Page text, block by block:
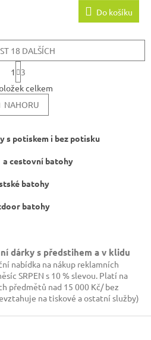
Do košíku
O
v
l
á
a
í
r
k
p
i
s
u
18 DALŠÍCH
S
t
r
á
n
k
v
í
1
3
celkem
NAHORU
s potiskem i bez potisku
a cestovní batohy
batohy
batohy
dárky s předstihem a v klidu
nabídka na nákup reklamních
SRPEN s 10 % slevou. Platí na
předmětů nad 15 000 Kč/ bez
na tiskové a ostatní služby)